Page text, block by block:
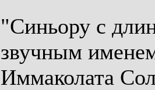
"Синьору с
звучным
Иммаколата